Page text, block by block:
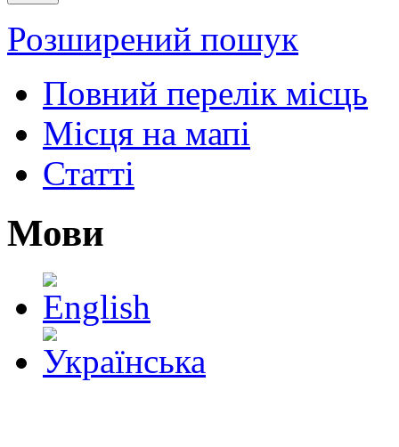
Розширений пошук
Повний перелік місць
Місця на мапі
Статті
Мови